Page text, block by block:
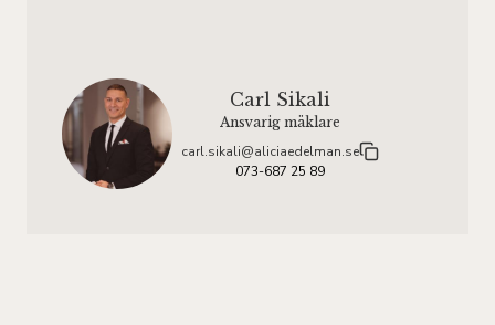
Carl Sikali
Ansvarig mäklare
carl.sikali@aliciaedelman.se
073-687 25 89